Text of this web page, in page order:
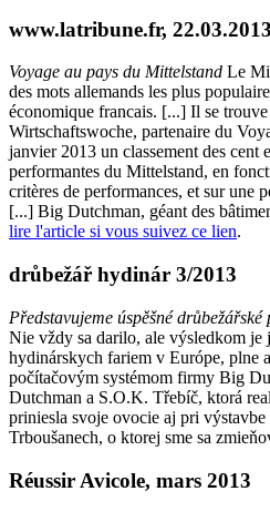
www.latribune.fr, 22.03.2013
Voyage au pays du Mittelstand Le
des mots allemands les plus
économique francais. [...] Il se
Wirtschaftswoche, partenaire du
janvier 2013 un classement des cent
performantes du Mittelstand, en
critères de performances, et sur une
[...] Big Dutchman, géant des
lire l'article si vous suivez ce lien.
drůbežář hydinár 3/2013
Představujeme úspěšné
Nie vždy sa darilo, ale výsledkom je
hydinárskych fariem v Európe, plne
počítačovým systémom firmy Big
Dutchman a S.O.K. Třebíč, ktorá
priniesla svoje ovocie aj pri
Trboušanech, o ktorej sme sa
Réussir Avicole, mars 2013